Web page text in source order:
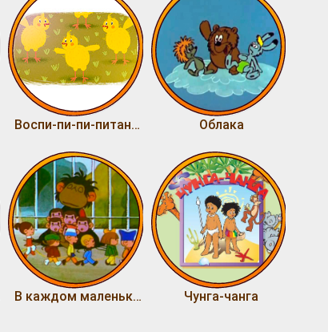
Воспи-пи-пи-питание Облака
В каждом маленьком ребенке Чунга-чанга